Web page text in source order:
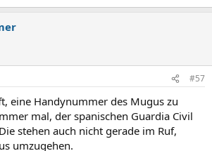
#57
eine Handynummer des Mugus zu
mal, der spanischen Guardia Civil
stehen auch nicht gerade im Ruf,
umzugehen.